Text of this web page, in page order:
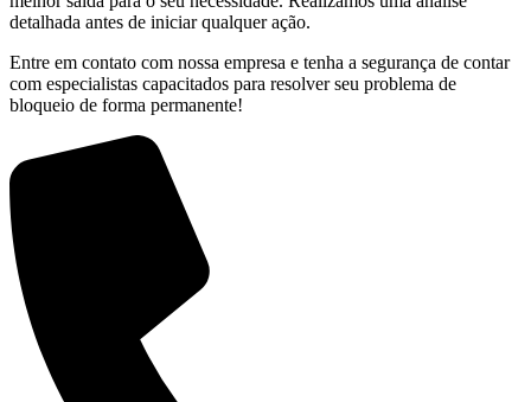
detalhada antes de iniciar qualquer ação.
Entre em contato com nossa empresa e tenha a segurança de contar
com especialistas capacitados para resolver seu problema de
bloqueio de forma permanente!